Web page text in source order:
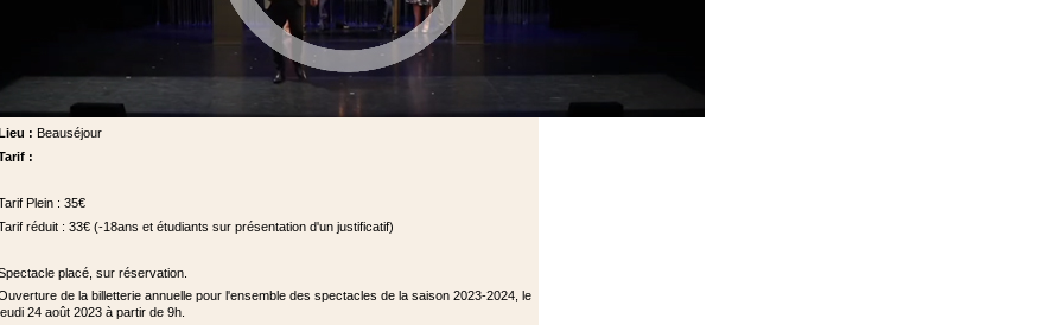
Lieu : Beauséjour
:
Plein : 35€
réduit : 33€ (-18ans et étudiants sur présentation d'un justificatif)
placé, sur réservation.
de la billetterie annuelle pour l'ensemble des spectacles de la saison 2023-2024, le
24 août 2023 à partir de 9h.